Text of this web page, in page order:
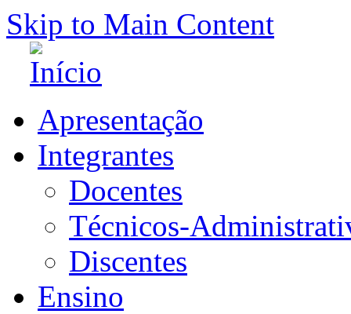
Skip to Main Content
Apresentação
Integrantes
Docentes
Técnicos-
Discentes
Ensino